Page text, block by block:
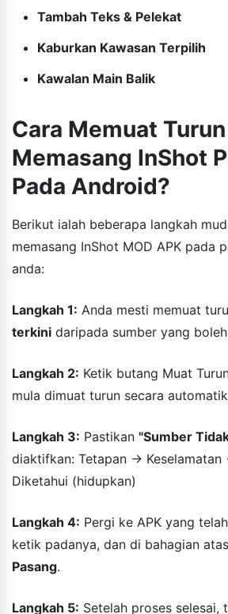
Tambah Teks & Pelekat
Kaburkan Kawasan Terpilih
Kawalan Main Balik
Cara Memuat
Memasang InShot
Pada Android?
Berikut ialah beberapa langkah
memasang InShot MOD APK pada
anda:
Langkah 1: Anda mesti memuat
terkini daripada sumber yang
Langkah 2: Ketik butang Muat
mula dimuat turun secara
Langkah 3: Pastikan "Sumber
diaktifkan: Tetapan →
Diketahui (hidupkan)
Langkah 4: Pergi ke APK yang
ketik padanya, dan di bahagian
Pasang.
Langkah 5: Setelah proses selesai,